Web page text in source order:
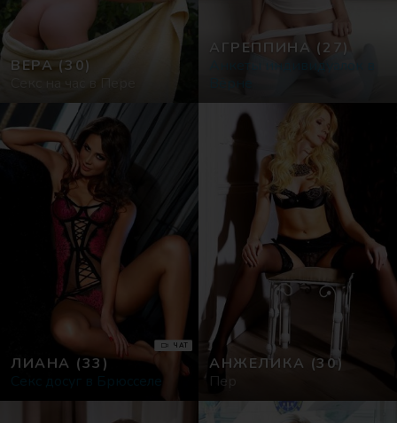
ВЕРА (30)
Секс на час в Пере
АГРЕППИНА (27)
Анкеты индивидуалок в
ЛИАНА (33)
ЧАТ
АНЖЕЛИКА (30)
Пер